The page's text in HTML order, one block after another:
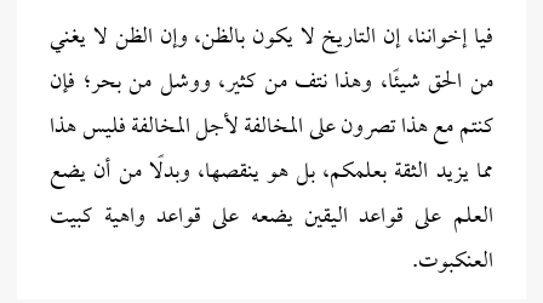
فيا إخواننا، إن التاريخ لا يكون بالظن، وإن الظن لا يغني
من الحق شيئًا، وهذا نتف من كثير، ووشل من بحر؛ فإن
كنتم مع هذا تصرون على المخالفة لأجل المخالفة فليس هذا
مما يزيد الثقة بعلمكم، بل هو ينقصها، وبدلًا من أن يضع
العلم على قواعد اليقين يضعه على قواعد واهية كبيت
العنكبوت.